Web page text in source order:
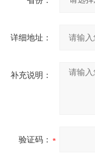
详细地址：
补充说明：
验证码：